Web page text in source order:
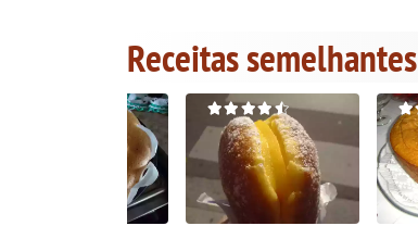
Receitas semelhantes